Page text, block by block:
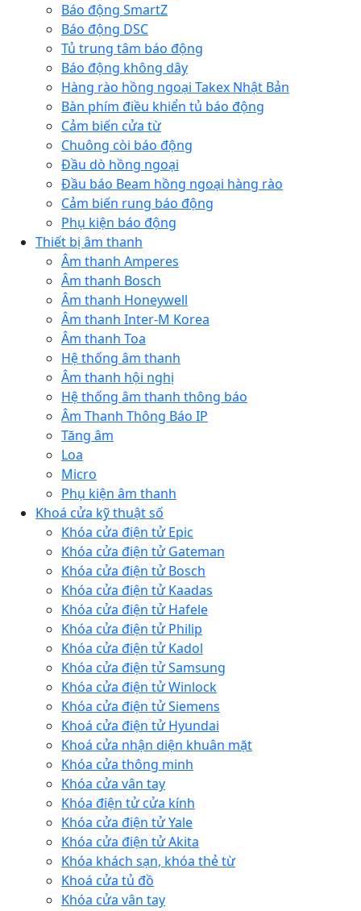
Báo động SmartZ
Báo động DSC
Tủ trung tâm báo động
Báo động không dây
Hàng rào hồng ngoại Takex Nhật Bản
Bàn phím điều khiển tủ báo động
Cảm biến cửa từ
Chuông còi báo động
Đầu dò hồng ngoại
Đầu báo Beam hồng ngoại hàng rào
Cảm biến rung báo động
Phụ kiện báo động
Thiết bị âm thanh
Âm thanh Amperes
Âm thanh Bosch
Âm thanh Honeywell
Âm thanh Inter-M Korea
Âm thanh Toa
Hệ thống âm thanh
Âm thanh hội nghị
Hệ thống âm thanh thông báo
Âm Thanh Thông Báo IP
Tăng âm
Loa
Micro
Phụ kiện âm thanh
Khoá cửa kỹ thuật số
Khóa cửa điện tử Epic
Khóa cửa điện tử Gateman
Khóa cửa điện tử Bosch
Khóa cửa điện tử Kaadas
Khóa cửa điện tử Hafele
Khóa cửa điện tử Philip
Khóa cửa điện tử Kadol
Khóa cửa điện tử Samsung
Khóa cửa điện tử Winlock
Khóa cửa điện tử Siemens
Khoá cửa điện tử Hyundai
Khoá cửa nhận diện khuân mặt
Khóa cửa thông minh
Khóa cửa vân tay
Khóa điện tử cửa kính
Khóa cửa điện tử Yale
Khóa cửa điện tử Akita
Khóa khách sạn, khóa thẻ từ
Khoá cửa tủ đồ
Khóa cửa vân tay